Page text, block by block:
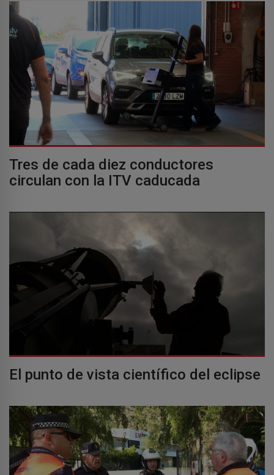
Tres de cada diez conductores
circulan con la ITV caducada
El punto de vista científico del eclipse